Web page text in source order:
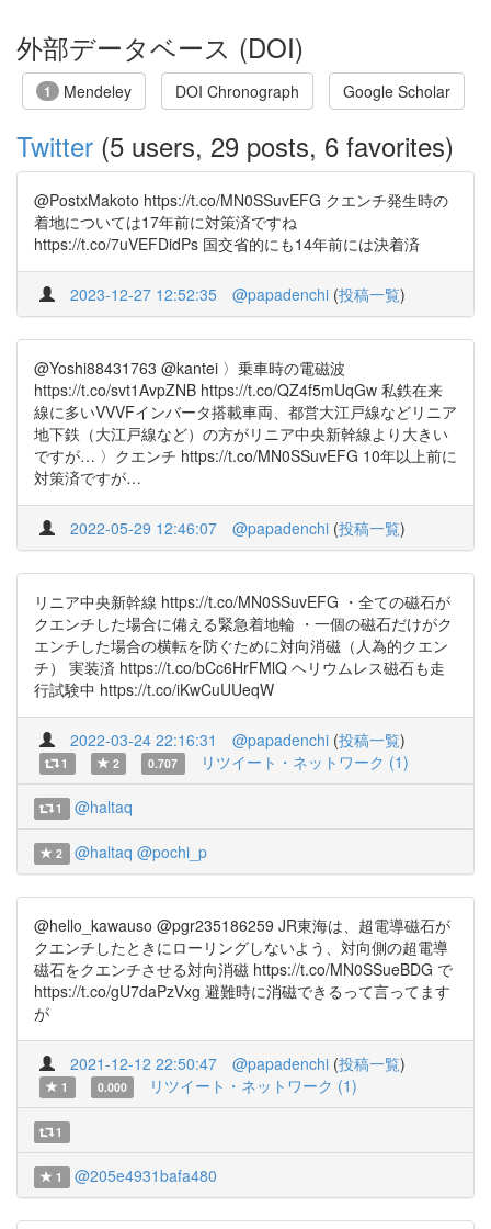
外部データベース (DOI)
1 Mendeley DOI Chronograph Google Scholar
Twitter (5 users, 29 posts, 6 favorites)
@PostxMakoto https://t.co/MN0SSuvEFG クエンチ発生時の
着地については17年前に対策済ですね
https://t.co/7uVEFDidPs 国交省的にも14年前には決着済
2023-12-27 12:52:35 @papadenchi (投稿一覧)
@Yoshi88431763 @kantei 〉乗車時の電磁波
https://t.co/svt1AvpZNB https://t.co/QZ4f5mUqGw 私鉄在来
線に多いVVVFインバータ搭載車両、都営大江戸線などリニア
地下鉄（大江戸線など）の方がリニア中央新幹線より大きい
ですが… 〉クエンチ https://t.co/MN0SSuvEFG 10年以上前に
対策済ですが…
2022-05-29 12:46:07 @papadenchi (投稿一覧)
リニア中央新幹線 https://t.co/MN0SSuvEFG ・全ての磁石が
クエンチした場合に備える緊急着地輪 ・一個の磁石だけがク
エンチした場合の横転を防ぐために対向消磁（人為的クエン
チ） 実装済 https://t.co/bCc6HrFMlQ ヘリウムレス磁石も走
行試験中 https://t.co/iKwCuUUeqW
2022-03-24 22:16:31 @papadenchi (投稿一覧)
1 2 0.707 リツイート・ネットワーク (1)
1 @haltaq
2 @haltaq @pochi_p
@hello_kawauso @pgr235186259 JR東海は、超電導磁石が
クエンチしたときにローリングしないよう、対向側の超電導
磁石をクエンチさせる対向消磁 https://t.co/MN0SSueBDG で
https://t.co/gU7daPzVxg 避難時に消磁できるって言ってます
が
2021-12-12 22:50:47 @papadenchi (投稿一覧)
1 0.000 リツイート・ネットワーク (1)
1
1 @205e4931bafa480